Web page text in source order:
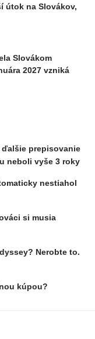
útok na Slovákov,
Slovákom
2027 vzniká
ďalšie prepisovanie
neboli vyše 3 roky
nestiahol
si musia
Nerobte to.
kúpou?